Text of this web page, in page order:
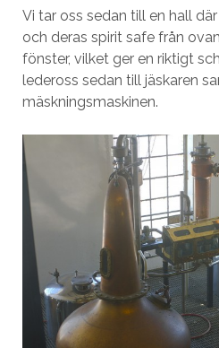
Vi tar oss sedan till en hall
och deras spirit safe från
fönster, vilket ger en riktigt
ledeross sedan till jäskaren
mäskningsmaskinen.